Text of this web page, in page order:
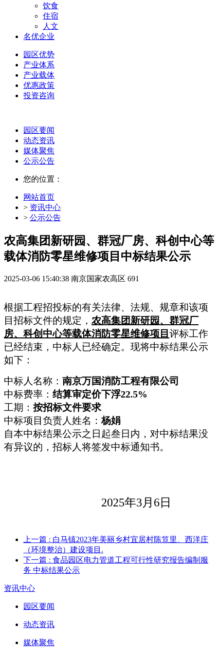
饮食
住宿
人文
名优企业
园区优势
产业体系
产业载体
优惠政策
投资咨询
园区要闻
动态资讯
媒体聚焦
公示公告
您的位置：
网站首页
> 资讯中心
> 公示公告
农高集团新研园、群冠厂房、科创中心等
载体消防零星维修项目中标结果公示
2025-03-06 15:40:38 南京国家农高区 691
根据工程招投标的有关法律、法规、规章和该项
目 招标文件的规定， 农高集团新研园、群冠厂
房、科创中心等载体消防零星维修项目 评标工作
已经结束，中标人已经确定。现将中标结果公示
如下：
中标人名称： 南京万国消防工程有限公司
中标费率 ： 结算审定价下浮22.5%
工期： 按招标文件要求
中标项目 负责人姓名：杨娟
自本中标结果公示之日起叁日内，对中标结果没
有异议的，招标人将签发中标通知书。
2025年3 月 6日
上一篇 : 白马镇2023年美丽乡村宜居村陈笪里、西洋庄
（环境整治）建设项目.
下一篇 : 食品园区电力管道工程可行性研究报告编制服
务 中标结果公示
资讯中心
园区要闻
动态资讯
媒体聚焦